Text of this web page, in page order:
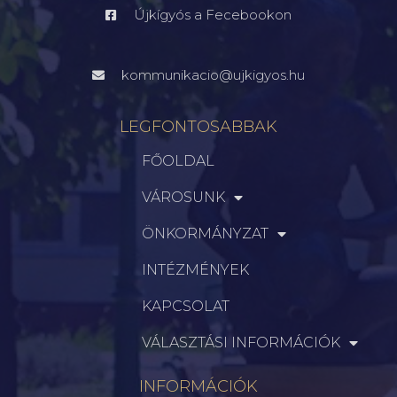
Újkígyós a Fecebookon
kommunikacio@ujkigyos.hu
LEGFONTOSABBAK
FŐOLDAL
VÁROSUNK
ÖNKORMÁNYZAT
INTÉZMÉNYEK
KAPCSOLAT
VÁLASZTÁSI INFORMÁCIÓK
INFORMÁCIÓK